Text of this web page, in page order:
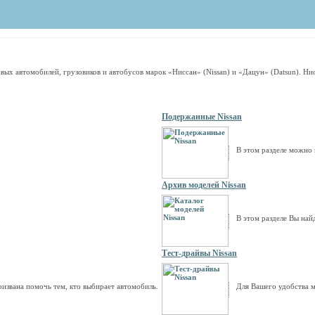
автомобилей, грузовиков и автобусов марок «Ниссан» (Nissan) и «Дацун» (Datsun).
Подержанные Nissan
В этом разделе можно
Архив моделей Nissan
В этом разделе Вы
Тест-драйвы Nissan
помочь тем, кто выбирает автомобиль. Для Вашего удобства